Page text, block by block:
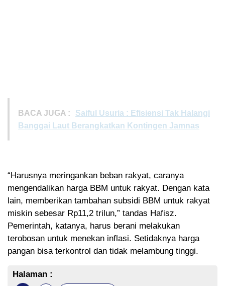
BACA JUGA :
Saiful Usuria : Efisiensi Tak Halangi
Banggai Laut Berangkatkan Kontingen Jamnas
“Harusnya meringankan beban rakyat, caranya
mengendalikan harga BBM untuk rakyat. Dengan kata
lain, memberikan tambahan subsidi BBM untuk rakyat
miskin sebesar Rp11,2 trilun,” tandas Hafisz.
Pemerintah, katanya, harus berani melakukan
terobosan untuk menekan inflasi. Setidaknya harga
pangan bisa terkontrol dan tidak melambung tinggi.
Halaman :